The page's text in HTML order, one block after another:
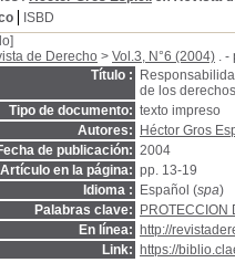
ISBD
de Derecho > Vol.3, N°6 (2004) . -
Título :
de los
Tipo de documento: texto impreso
Autores:
Héctor Gros
de publicación: 2004
Artículo en la página: pp. 13-19
Idioma :
Español (spa)
Palabras clave:
PROTECCION
En línea:
http://
Link:
https://